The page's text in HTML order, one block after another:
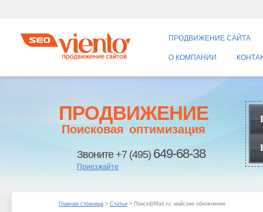
ПРОДВИЖЕНИЕ САЙТА
О КОМПАНИИ
ПРОДВИЖЕНИЕ
Поисковая оптимизация
Звоните +7 (495) 649-68-38
Приезжайте
Главная страница > Статьи > Поиск@Mail.ru: майские обновления